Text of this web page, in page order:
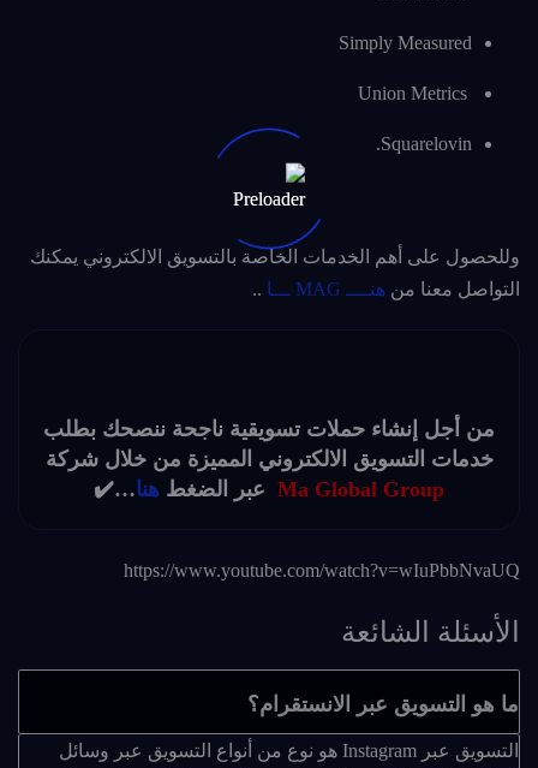
Simply Measured
Union Metrics
Squarelovin
.
وللحصول على أهم الخدمات الخاصة بالتسويق الالكتروني يمكنك
التواصل معنا من هنــــ MAG ـــا ..
من أجل إنشاء حملات تسويقية ناجحة ننصحك بطلب
خدمات التسويق الالكتروني المميزة من خلال شركة
Ma Global Group عبر الضغط هنا…⁦✔️⁩
https://www.youtube.com/watch?v=wIuPbbNvaUQ
الأسئلة الشائعة
ما هو التسويق عبر الانستقرام؟
التسويق عبر Instagram هو نوع من أنواع التسويق عبر وسائل